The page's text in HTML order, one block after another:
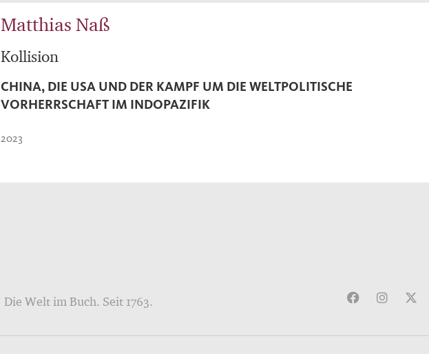
Matthias Naß
Kollision
CHINA, DIE USA UND DER KAMPF UM DIE WELTPOLITISCHE
VORHERRSCHAFT IM INDOPAZIFIK
2023
Die Welt im Buch. Seit 1763.